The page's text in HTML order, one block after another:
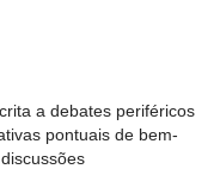
a debates periféricos
pontuais de bem-